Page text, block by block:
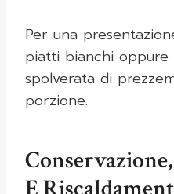
Per una
piatti bianchi oppure
spolverata di
porzione.